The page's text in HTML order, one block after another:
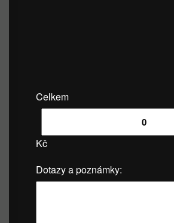
Celkem
Kč
Dotazy a poznámky: